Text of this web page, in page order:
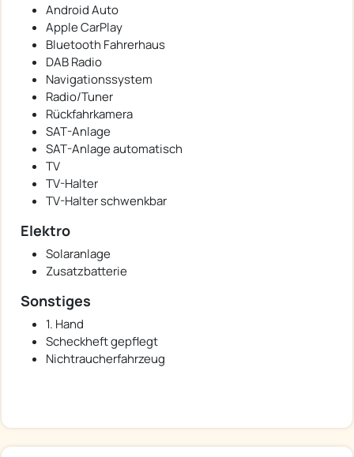
Android Auto
Apple CarPlay
Bluetooth Fahrerhaus
DAB Radio
Navigationssystem
Radio/Tuner
Rückfahrkamera
SAT-Anlage
SAT-Anlage automatisch
TV
TV-Halter
TV-Halter schwenkbar
Elektro
Solaranlage
Zusatzbatterie
Sonstiges
1. Hand
Scheckheft gepflegt
Nichtraucherfahrzeug